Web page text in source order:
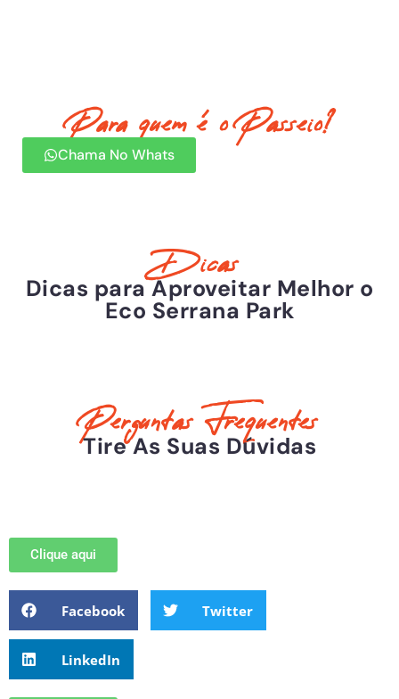
Para quem é o Passeio?
Chama No Whats
Dicas
Dicas para Aproveitar Melhor o
Eco Serrana Park
Perguntas Frequentes
Tire As Suas Dúvidas
Clique aqui
Facebook Twitter
LinkedIn